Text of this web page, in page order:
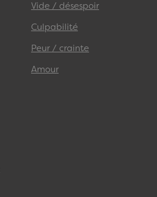
Vide / désespoir
Culpabilité
Peur / crainte
Amour